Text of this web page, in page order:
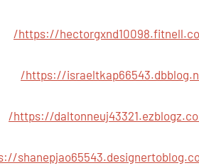
https://hectorgxnd10098.fitnell.com/58551804/
https://israeltkap66543.dbblog.net/49691305/
https://daltonneuj43321.ezblogz.com/49553595/